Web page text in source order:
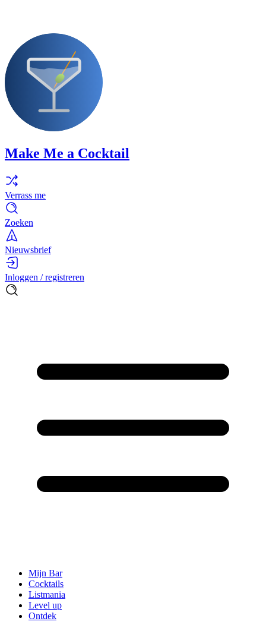
Make Me a Cocktail
Verrass me
Zoeken
Nieuwsbrief
Inloggen / registreren
Mijn Bar
Cocktails
Listmania
Level up
Ontdek